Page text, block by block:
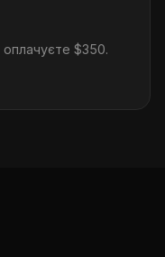
оплачуєте $350.